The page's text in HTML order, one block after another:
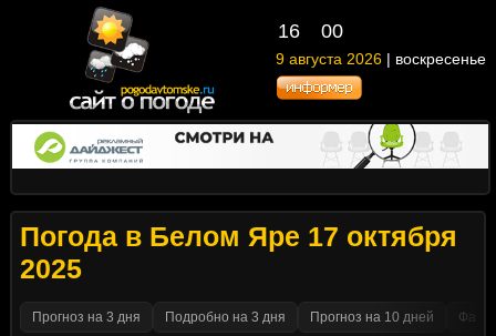
16 00
9 августа 2026 | воскресенье
Погода в Белом Яре 17 октября
2025
Прогноз на 3 дня Подробно на 3 дня Прогноз на 10 дней